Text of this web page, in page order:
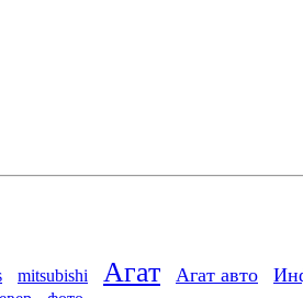
mitsubishi Агат Агат авто